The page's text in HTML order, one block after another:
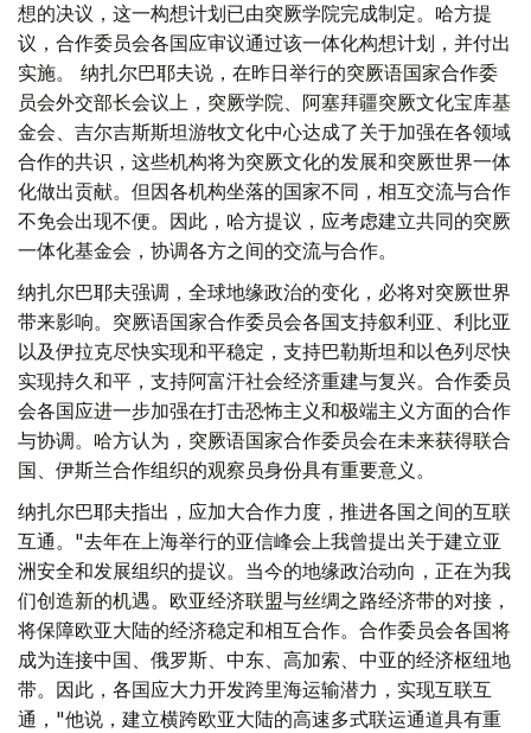
想的决议，这一构想计划已由突厥学院完成制定。哈方提
议，合作委员会各国应审议通过该一体化构想计划，并付出
实施。 纳扎尔巴耶夫说，在昨日举行的突厥语国家合作委
员会外交部长会议上，突厥学院、阿塞拜疆突厥文化宝库基
金会、吉尔吉斯斯坦游牧文化中心达成了关于加强在各领域
合作的共识，这些机构将为突厥文化的发展和突厥世界一体
化做出贡献。但因各机构坐落的国家不同，相互交流与合作
不免会出现不便。因此，哈方提议，应考虑建立共同的突厥
一体化基金会，协调各方之间的交流与合作。
纳扎尔巴耶夫强调，全球地缘政治的变化，必将对突厥世界
带来影响。突厥语国家合作委员会各国支持叙利亚、利比亚
以及伊拉克尽快实现和平稳定，支持巴勒斯坦和以色列尽快
实现持久和平，支持阿富汗社会经济重建与复兴。合作委员
会各国应进一步加强在打击恐怖主义和极端主义方面的合作
与协调。哈方认为，突厥语国家合作委员会在未来获得联合
国、伊斯兰合作组织的观察员身份具有重要意义。
纳扎尔巴耶夫指出，应加大合作力度，推进各国之间的互联
互通。"去年在上海举行的亚信峰会上我曾提出关于建立亚
洲安全和发展组织的提议。当今的地缘政治动向，正在为我
们创造新的机遇。欧亚经济联盟与丝绸之路经济带的对接，
将保障欧亚大陆的经济稳定和相互合作。合作委员会各国将
成为连接中国、俄罗斯、中东、高加索、中亚的经济枢纽地
带。因此，各国应大力开发跨里海运输潜力，实现互联互
通，"他说，建立横跨欧亚大陆的高速多式联运通道具有重